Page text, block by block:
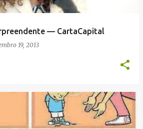
— CartaCapital
19, 2013